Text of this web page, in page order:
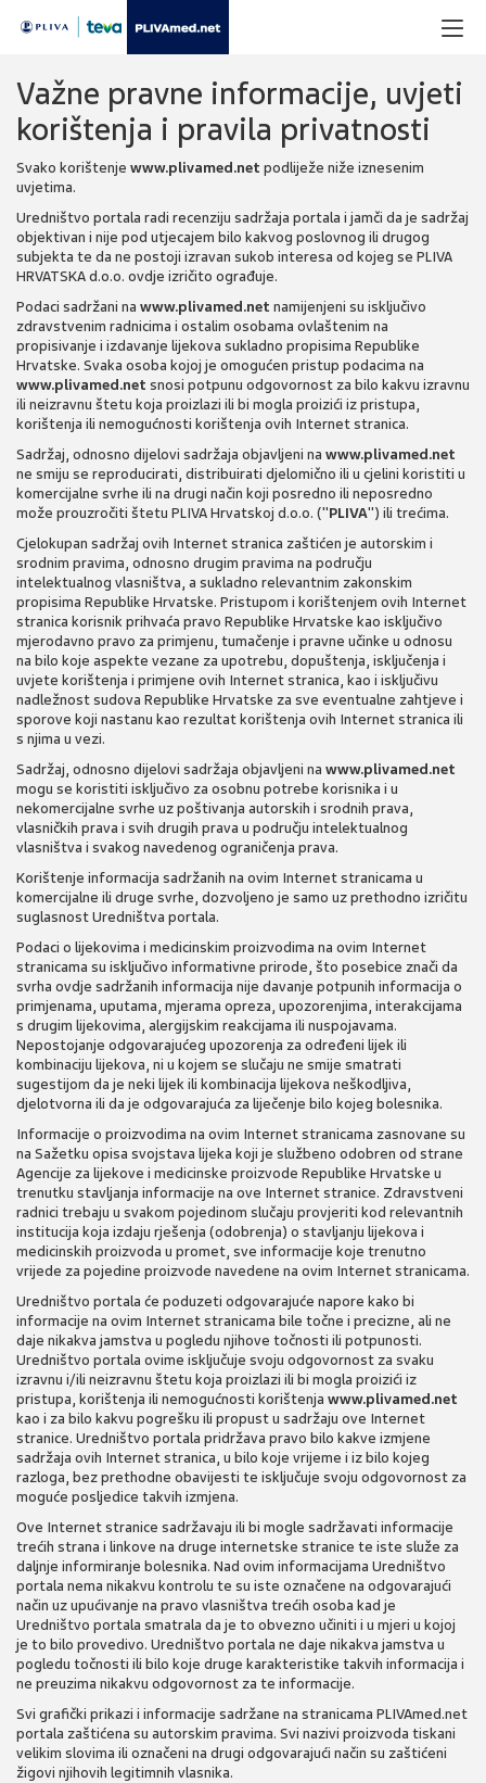
Važne pravne informacije, uvjeti
korištenja i pravila privatnosti
Svako korištenje www.plivamed.net podliježe niže iznesenim
uvjetima.
Uredništvo portala radi recenziju sadržaja portala i jamči da je sadržaj
objektivan i nije pod utjecajem bilo kakvog poslovnog ili drugog
subjekta te da ne postoji izravan sukob interesa od kojeg se PLIVA
HRVATSKA d.o.o. ovdje izričito ograđuje.
Podaci sadržani na www.plivamed.net namijenjeni su isključivo
zdravstvenim radnicima i ostalim osobama ovlaštenim na
propisivanje i izdavanje lijekova sukladno propisima Republike
Hrvatske. Svaka osoba kojoj je omogućen pristup podacima na
www.plivamed.net snosi potpunu odgovornost za bilo kakvu izravnu
ili neizravnu štetu koja proizlazi ili bi mogla proizići iz pristupa,
korištenja ili nemogućnosti korištenja ovih Internet stranica.
Sadržaj, odnosno dijelovi sadržaja objavljeni na www.plivamed.net
ne smiju se reproducirati, distribuirati djelomično ili u cjelini koristiti u
komercijalne svrhe ili na drugi način koji posredno ili neposredno
može prouzročiti štetu PLIVA Hrvatskoj d.o.o. ("PLIVA") ili trećima.
Cjelokupan sadržaj ovih Internet stranica zaštićen je autorskim i
srodnim pravima, odnosno drugim pravima na području
intelektualnog vlasništva, a sukladno relevantnim zakonskim
propisima Republike Hrvatske. Pristupom i korištenjem ovih Internet
stranica korisnik prihvaća pravo Republike Hrvatske kao isključivo
mjerodavno pravo za primjenu, tumačenje i pravne učinke u odnosu
na bilo koje aspekte vezane za upotrebu, dopuštenja, isključenja i
uvjete korištenja i primjene ovih Internet stranica, kao i isključivu
nadležnost sudova Republike Hrvatske za sve eventualne zahtjeve i
sporove koji nastanu kao rezultat korištenja ovih Internet stranica ili
s njima u vezi.
Sadržaj, odnosno dijelovi sadržaja objavljeni na www.plivamed.net
mogu se koristiti isključivo za osobnu potrebe korisnika i u
nekomercijalne svrhe uz poštivanja autorskih i srodnih prava,
vlasničkih prava i svih drugih prava u području intelektualnog
vlasništva i svakog navedenog ograničenja prava.
Korištenje informacija sadržanih na ovim Internet stranicama u
komercijalne ili druge svrhe, dozvoljeno je samo uz prethodno izričitu
suglasnost Uredništva portala.
Podaci o lijekovima i medicinskim proizvodima na ovim Internet
stranicama su isključivo informativne prirode, što posebice znači da
svrha ovdje sadržanih informacija nije davanje potpunih informacija o
primjenama, uputama, mjerama opreza, upozorenjima, interakcijama
s drugim lijekovima, alergijskim reakcijama ili nuspojavama.
Nepostojanje odgovarajućeg upozorenja za određeni lijek ili
kombinaciju lijekova, ni u kojem se slučaju ne smije smatrati
sugestijom da je neki lijek ili kombinacija lijekova neškodljiva,
djelotvorna ili da je odgovarajuća za liječenje bilo kojeg bolesnika.
Informacije o proizvodima na ovim Internet stranicama zasnovane su
na Sažetku opisa svojstava lijeka koji je službeno odobren od strane
Agencije za lijekove i medicinske proizvode Republike Hrvatske u
trenutku stavljanja informacije na ove Internet stranice. Zdravstveni
radnici trebaju u svakom pojedinom slučaju provjeriti kod relevantnih
institucija koja izdaju rješenja (odobrenja) o stavljanju lijekova i
medicinskih proizvoda u promet, sve informacije koje trenutno
vrijede za pojedine proizvode navedene na ovim Internet stranicama.
Uredništvo portala će poduzeti odgovarajuće napore kako bi
informacije na ovim Internet stranicama bile točne i precizne, ali ne
daje nikakva jamstva u pogledu njihove točnosti ili potpunosti.
Uredništvo portala ovime isključuje svoju odgovornost za svaku
izravnu i/ili neizravnu štetu koja proizlazi ili bi mogla proizići iz
pristupa, korištenja ili nemogućnosti korištenja www.plivamed.net
kao i za bilo kakvu pogrešku ili propust u sadržaju ove Internet
stranice. Uredništvo portala pridržava pravo bilo kakve izmjene
sadržaja ovih Internet stranica, u bilo koje vrijeme i iz bilo kojeg
razloga, bez prethodne obavijesti te isključuje svoju odgovornost za
moguće posljedice takvih izmjena.
Ove Internet stranice sadržavaju ili bi mogle sadržavati informacije
trećih strana i linkove na druge internetske stranice te iste služe za
daljnje informiranje bolesnika. Nad ovim informacijama Uredništvo
portala nema nikakvu kontrolu te su iste označene na odgovarajući
način uz upućivanje na pravo vlasništva trećih osoba kad je
Uredništvo portala smatrala da je to obvezno učiniti i u mjeri u kojoj
je to bilo provedivo. Uredništvo portala ne daje nikakva jamstva u
pogledu točnosti ili bilo koje druge karakteristike takvih informacija i
ne preuzima nikakvu odgovornost za te informacije.
Svi grafički prikazi i informacije sadržane na stranicama PLIVAmed.net
portala zaštićena su autorskim pravima. Svi nazivi proizvoda tiskani
velikim slovima ili označeni na drugi odgovarajući način su zaštićeni
žigovi njihovih legitimnih vlasnika.